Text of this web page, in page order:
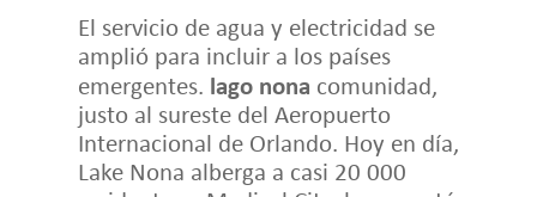
El servicio de agua y electricidad se
amplió para incluir a los países
emergentes. lago nona comunidad,
justo al sureste del Aeropuerto
Internacional de Orlando. Hoy en día,
Lake Nona alberga a casi 20 000